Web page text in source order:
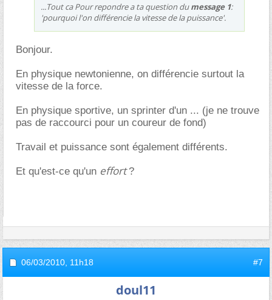
...Tout ca Pour repondre a ta question dumessage 1:
'pourquoi l'on différencie la vitesse de la puissance'.
Bonjour.
En physique newtonienne, on différencie surtout la
vitesse de la force.
En physique sportive, un sprinter d'un ... (je ne trouve
pas de raccourci pour un coureur de fond)
Travail et puissance sont également différents.
Et qu'est-ce qu'un effort?
06/03/2010, 11h18 #7
doul11